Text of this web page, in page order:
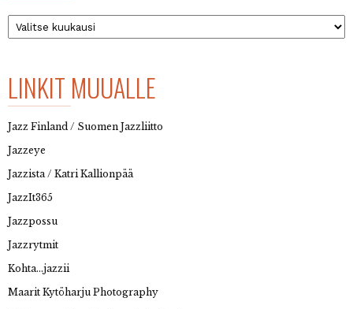
Arkisto
LINKIT MUUALLE
Jazz Finland / Suomen Jazzliitto
Jazzeye
Jazzista / Katri Kallionpää
JazzIt365
Jazzpossu
Jazzrytmit
Kohta…jazzii
Maarit Kytöharju Photography